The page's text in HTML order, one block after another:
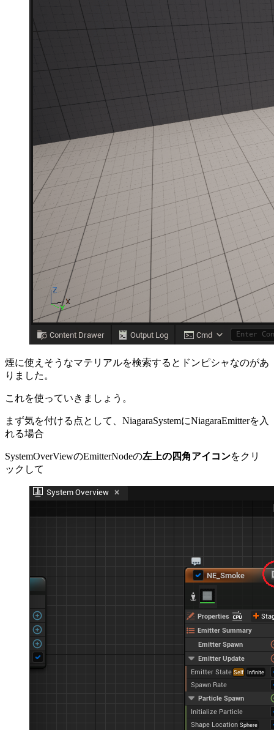
煙に使えそうなマテリアルを検索するとドンピシャなのがあ
りました。
これを使っていきましょう。
まず気を付ける点として、NiagaraSystemにNiagaraEmitterを入
れる場合
SystemOverViewのEmitterNodeの左上の四角アイコンをクリ
ックして